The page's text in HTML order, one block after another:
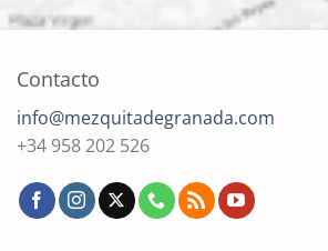
Contacto
info@mezquitadegranada.com
+34 958 202 526